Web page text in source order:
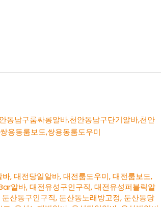
바,대전당일알바,대전룸도우미,대전룸보도,
알바,대전유성구인구직,대전유성퍼블릭알
둔산동구인구직, 둔산동노래방고정, 둔산동당